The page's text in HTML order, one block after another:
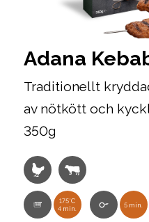
175°C
4 min.
5 min.
Adana
Traditionellt
av nötkött och
350g